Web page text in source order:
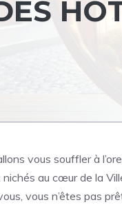
vous souffler à
au cœur de la
vous n’êtes pas